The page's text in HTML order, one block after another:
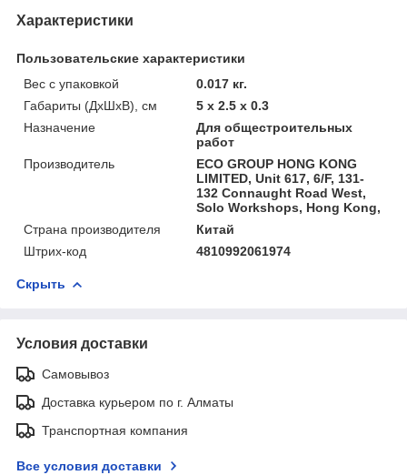
Характеристики
Пользовательские характеристики
Вес с упаковкой
0.017 кг.
Габариты (ДхШхВ), см
5 x 2.5 x 0.3
Назначение
Для общестроительных
работ
Производитель
ECO GROUP HONG KONG
LIMITED, Unit 617, 6/F, 131-
132 Connaught Road West,
Solo Workshops, Hong Kong,
Страна производителя
Китай
Штрих-код
4810992061974
Скрыть
Условия доставки
Самовывоз
Доставка курьером по г. Алматы
Транспортная компания
Все условия доставки